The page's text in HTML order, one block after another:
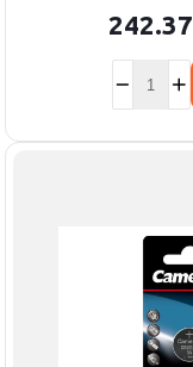
242.37